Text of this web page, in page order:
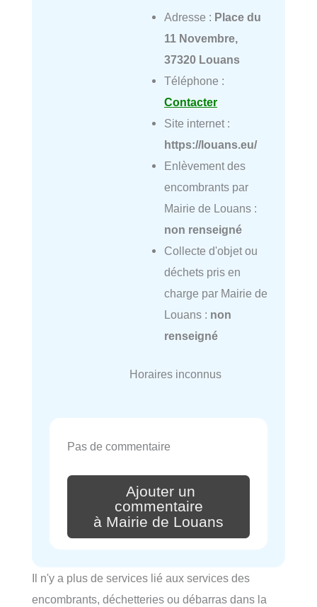
Adresse : Place du
11 Novembre,
37320 Louans
Téléphone :
Contacter
Site internet :
https://louans.eu/
Enlèvement des
encombrants par
Mairie de Louans :
non renseigné
Collecte d'objet ou
déchets pris en
charge par Mairie de
Louans : non
renseigné
Horaires inconnus
Pas de commentaire
Ajouter un
commentaire
à Mairie de Louans
Il n'y a plus de services lié aux services des
encombrants, déchetteries ou débarras dans la